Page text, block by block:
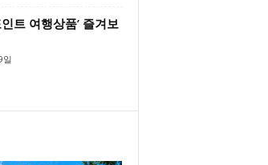
트 여행상품’ 즐겨보
일